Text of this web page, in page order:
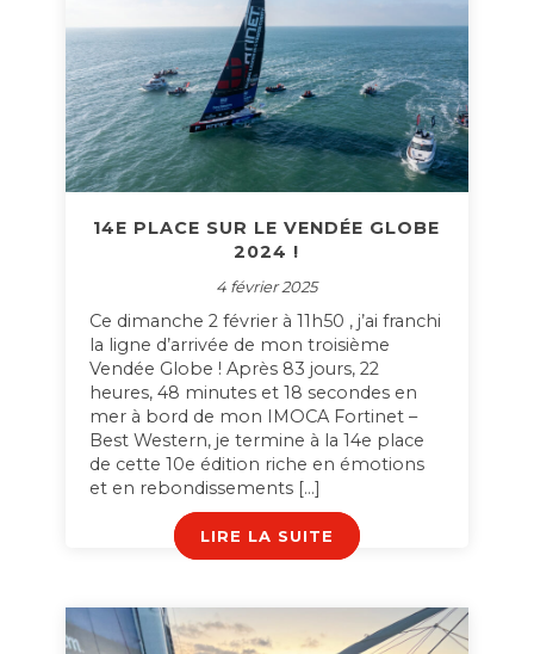
14E PLACE SUR LE VENDÉE GLOBE
2024 !
4 février 2025
Ce dimanche 2 février à 11h50 , j’ai franchi
la ligne d’arrivée de mon troisième
Vendée Globe ! Après 83 jours, 22
heures, 48 minutes et 18 secondes en
mer à bord de mon IMOCA Fortinet –
Best Western, je termine à la 14e place
de cette 10e édition riche en émotions
et en rebondissements […]
LIRE LA SUITE